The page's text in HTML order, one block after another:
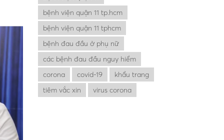
bệnh viện quận 11 tp.hcm
bệnh viện quận 11 tphcm
bệnh đau đầu ở phụ nữ
các bệnh đau đầu nguy hiểm
corona
covid-19
khẩu trang
tiêm vắc xin
virus corona